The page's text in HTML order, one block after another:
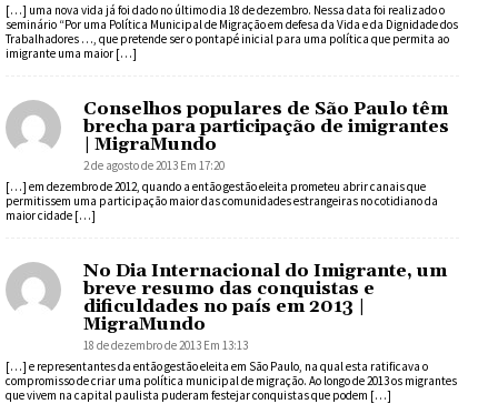
[…] uma nova vida já foi dado no último dia 18 de dezembro. Nessa data foi realizado o
seminário “Por uma Política Municipal de Migração em defesa da Vida e da Dignidade dos
Trabalhadores …, que pretende ser o pontapé inicial para uma política que permita ao
imigrante uma maior […]
Conselhos populares de São Paulo têm
brecha para participação de imigrantes
| MigraMundo
2 de agosto de 2013 Em 17:20
[…] em dezembro de 2012, quando a então gestão eleita prometeu abrir canais que
permitissem uma participação maior das comunidades estrangeiras no cotidiano da
maior cidade […]
No Dia Internacional do Imigrante, um
breve resumo das conquistas e
dificuldades no país em 2013 |
MigraMundo
18 de dezembro de 2013 Em 13:13
[…] e representantes da então gestão eleita em São Paulo, na qual esta ratificava o
compromisso de criar uma política municipal de migração. Ao longo de 2013 os migrantes
que vivem na capital paulista puderam festejar conquistas que podem […]